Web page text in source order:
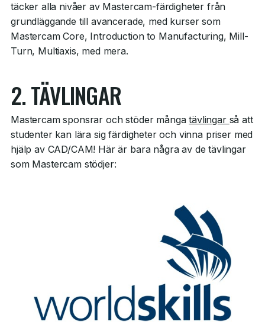
täcker alla nivåer av Mastercam-färdigheter från
grundläggande till avancerade, med kurser som
Mastercam Core, Introduction to Manufacturing, Mill-
Turn, Multiaxis, med mera.
2. TÄVLINGAR
Mastercam sponsrar och stöder mångatävlingar så att
studenter kan lära sig färdigheter och vinna priser med
hjälp av CAD/CAM! Här är bara några av de tävlingar
som Mastercam stödjer: